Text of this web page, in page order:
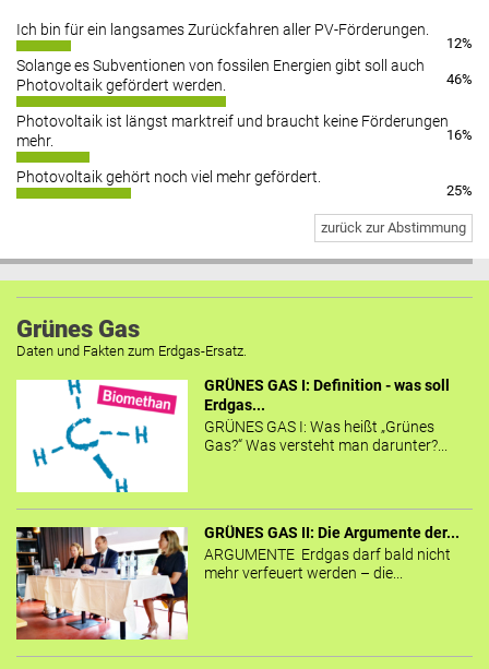
Ich bin für ein langsames Zurückfahren aller PV-Förderungen.
12%
Solange es Subventionen von fossilen Energien gibt soll auch
Photovoltaik gefördert werden.
46%
Photovoltaik ist längst marktreif und braucht keine Förderungen
mehr.
16%
Photovoltaik gehört noch viel mehr gefördert.
25%
zurück zur Abstimmung
Grünes Gas
Daten und Fakten zum Erdgas-Ersatz.
GRÜNES GAS I: Definition - was soll
Erdgas...
GRÜNES GAS I: Was heißt „Grünes
Gas?“ Was versteht man darunter?...
GRÜNES GAS II: Die Argumente der...
ARGUMENTE Erdgas darf bald nicht
mehr verfeuert werden – die...